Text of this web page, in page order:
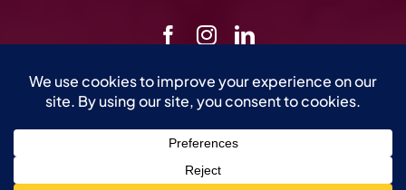
©2026 CMS Worldwide, Inc. All rights reserved. Website